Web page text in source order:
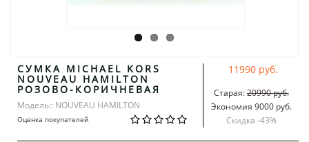
СУМКА MICHAEL KORS
NOUVEAU HAMILTON
РОЗОВО-КОРИЧНЕВАЯ
Модель:: NOUVEAU HAMILTON
Оценка покупателей
11990 руб.
Старая:20990 руб.
Экономия 9000 руб.
Скидка -43%